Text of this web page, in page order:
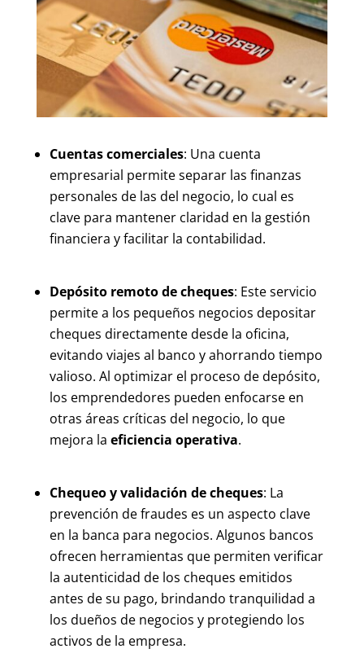
Cuentas comerciales: Una cuenta
empresarial permite separar las finanzas
personales de las del negocio, lo cual es
clave para mantener claridad en la gestión
financiera y facilitar la contabilidad.
Depósito remoto de cheques: Este servicio
permite a los pequeños negocios depositar
cheques directamente desde la oficina,
evitando viajes al banco y ahorrando tiempo
valioso. Al optimizar el proceso de depósito,
los emprendedores pueden enfocarse en
otras áreas críticas del negocio, lo que
mejora la eficiencia operativa.
Chequeo y validación de cheques: La
prevención de fraudes es un aspecto clave
en la banca para negocios. Algunos bancos
ofrecen herramientas que permiten verificar
la autenticidad de los cheques emitidos
antes de su pago, brindando tranquilidad a
los dueños de negocios y protegiendo los
activos de la empresa.